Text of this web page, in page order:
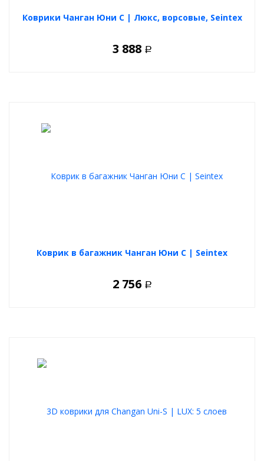
Коврики Чанган Юни С | Люкс, ворсовые, Seintex
3 888 Р
Коврик в багажник Чанган Юни С | Seintex
2 756 Р